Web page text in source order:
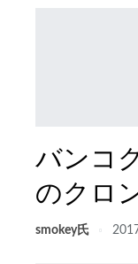
バンコ
のクロ
smokey氏